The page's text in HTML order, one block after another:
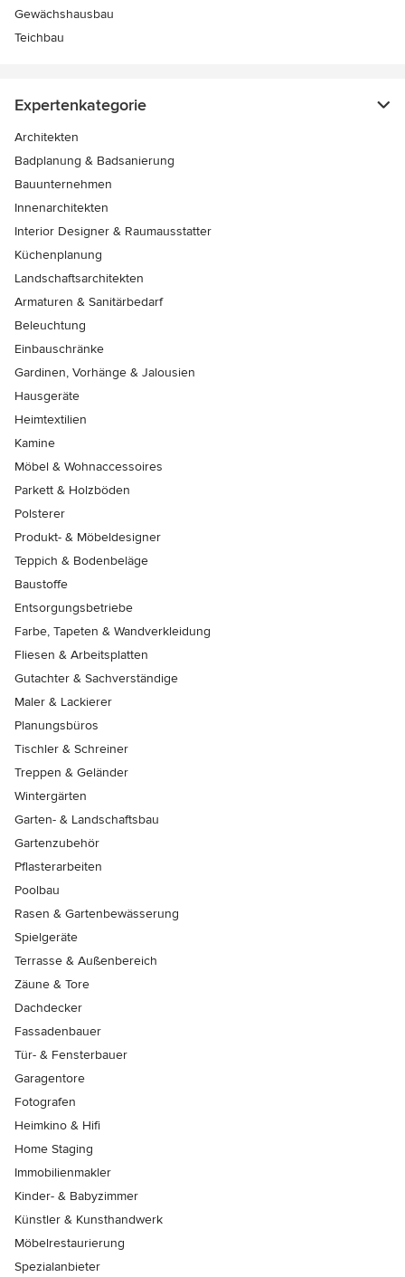
Gewächshausbau
Teichbau
Expertenkategorie
Architekten
Badplanung & Badsanierung
Bauunternehmen
Innenarchitekten
Interior Designer & Raumausstatter
Küchenplanung
Landschaftsarchitekten
Armaturen & Sanitärbedarf
Beleuchtung
Einbauschränke
Gardinen, Vorhänge & Jalousien
Hausgeräte
Heimtextilien
Kamine
Möbel & Wohnaccessoires
Parkett & Holzböden
Polsterer
Produkt- & Möbeldesigner
Teppich & Bodenbeläge
Baustoffe
Entsorgungsbetriebe
Farbe, Tapeten & Wandverkleidung
Fliesen & Arbeitsplatten
Gutachter & Sachverständige
Maler & Lackierer
Planungsbüros
Tischler & Schreiner
Treppen & Geländer
Wintergärten
Garten- & Landschaftsbau
Gartenzubehör
Pflasterarbeiten
Poolbau
Rasen & Gartenbewässerung
Spielgeräte
Terrasse & Außenbereich
Zäune & Tore
Dachdecker
Fassadenbauer
Tür- & Fensterbauer
Garagentore
Fotografen
Heimkino & Hifi
Home Staging
Immobilienmakler
Kinder- & Babyzimmer
Künstler & Kunsthandwerk
Möbelrestaurierung
Spezialanbieter